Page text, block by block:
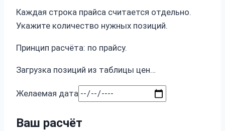
Каждая строка прайса считается отдельно.
Укажите количество нужных позиций.
Принцип расчёта: по прайсу.
Загрузка позиций из таблицы цен…
Желаемая дата
Ваш расчёт